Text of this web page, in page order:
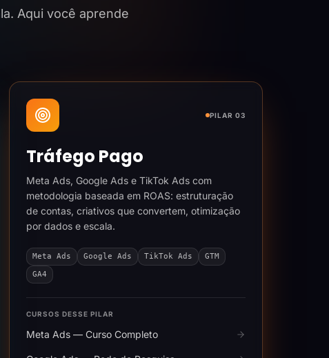
Aqui você aprende
PILAR 03
Tráfego Pago
Meta Ads, Google Ads e TikTok Ads com
metodologia baseada em ROAS: estruturação
de contas, criativos que convertem, otimização
por dados e escala.
Meta Ads Google Ads TikTok Ads
GTM
GA4
CURSOS DESSE PILAR
Meta Ads — Curso Completo